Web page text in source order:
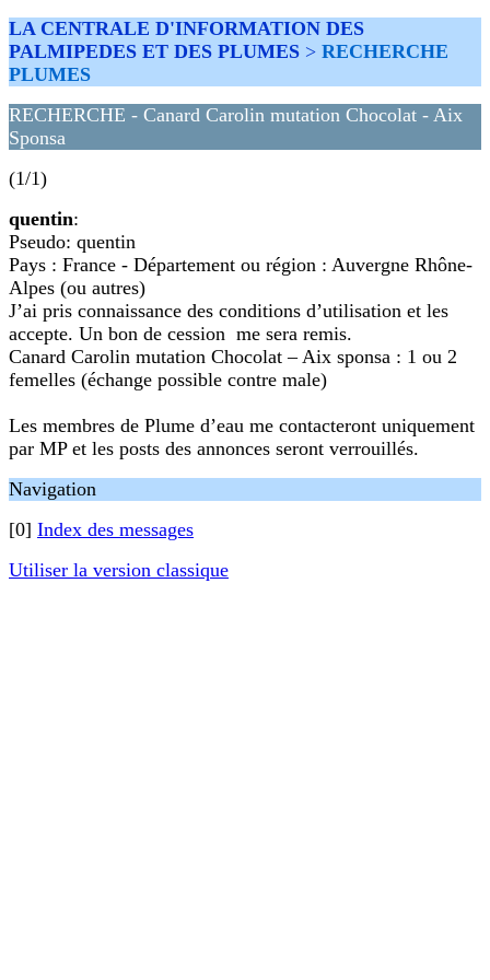
LA CENTRALE D'INFORMATION DES
PALMIPEDES ET DES PLUMES > RECHERCHE
PLUMES
RECHERCHE - Canard Carolin mutation Chocolat - Aix
Sponsa
(1/1)
quentin:
Pseudo: quentin
Pays : France - Département ou région : Auvergne Rhône-
Alpes (ou autres)
J’ai pris connaissance des conditions d’utilisation et les
accepte. Un bon de cession me sera remis.
Canard Carolin mutation Chocolat – Aix sponsa : 1 ou 2
femelles (échange possible contre male)
Les membres de Plume d’eau me contacteront uniquement
par MP et les posts des annonces seront verrouillés.
Navigation
[0] Index des messages
Utiliser la version classique